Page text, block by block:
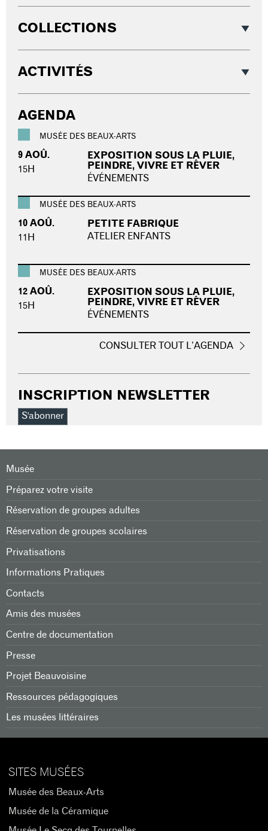
COLLECTIONS
ACTIVITÉS
AGENDA
MUSÉE DES BEAUX-ARTS
9 AOÛ.
15H
EXPOSITION SOUS LA PLUIE,
PEINDRE, VIVRE ET RÊVER
ÉVÉNEMENTS
MUSÉE DES BEAUX-ARTS
10 AOÛ.
11H
PETITE FABRIQUE
ATELIER ENFANTS
MUSÉE DES BEAUX-ARTS
12 AOÛ.
15H
EXPOSITION SOUS LA PLUIE,
PEINDRE, VIVRE ET RÊVER
ÉVÉNEMENTS
CONSULTER TOUT L’AGENDA
INSCRIPTION NEWSLETTER
S'abonner
Musée
Préparez votre visite
Réservation de groupes adultes
Réservation de groupes scolaires
Privatisations
Informations Pratiques
Contacts
Amis des musées
Centre de documentation
Presse
Projet Beauvoisine
Ressources pédagogiques
Les musées littéraires
SITES MUSÉES
Musée des Beaux-Arts
Musée de la Céramique